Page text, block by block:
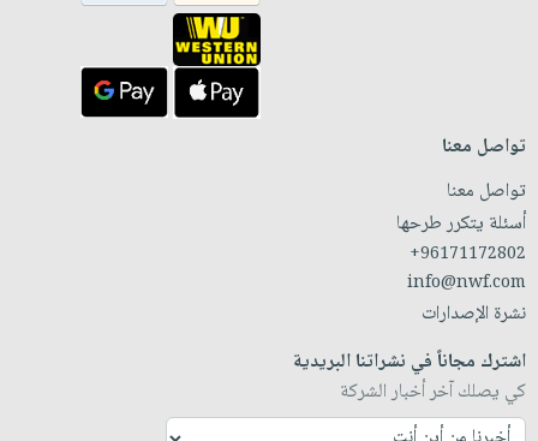
تواصل معنا
تواصل معنا
أسئلة يتكرر طرحها
+96171172802
info@nwf.com
نشرة الإصدارات
اشترك مجاناً في نشراتنا البريدية
كي يصلك آخر أخبار الشركة